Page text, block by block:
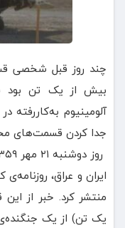
چند روز قبل شخصی
بیش از یک تن بود
آلومینیوم
جدا کردن قسمت‌های
ایران و عراق،
منتشر کرد. خبر از
یک تن) از یک